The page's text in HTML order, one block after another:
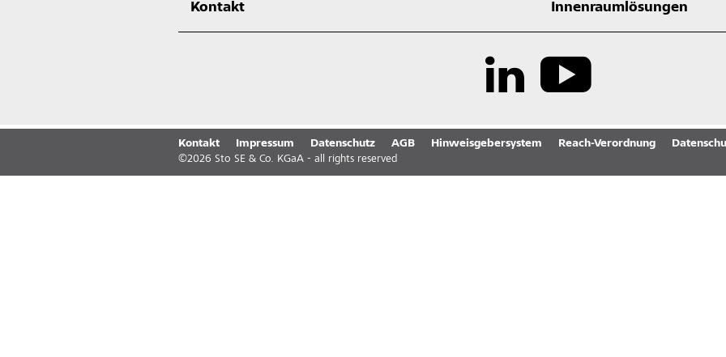
Kontakt Innenraumlösungen
Kontakt Impressum Datenschutz AGB Hinweisgebersystem Reach-Verordnung
©2026 Sto SE & Co. KGaA - all rights reserved